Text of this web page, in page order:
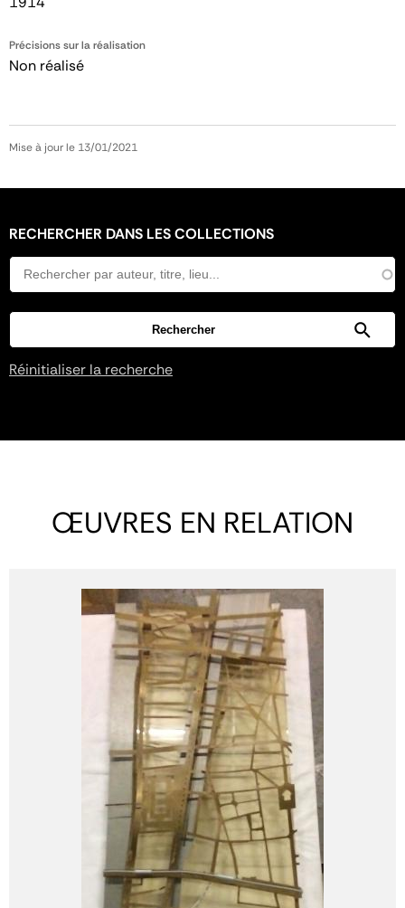
Précisions sur la réalisation
Non réalisé
Mise à jour le 13/01/2021
RECHERCHER DANS LES COLLECTIONS
Réinitialiser la recherche
ŒUVRES EN RELATION